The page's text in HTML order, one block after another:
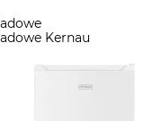
Kernau